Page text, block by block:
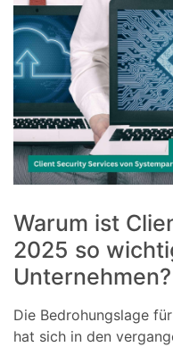
Warum ist
2025 so
Unternehmen?
Die Bedrohungslage
hat sich in den